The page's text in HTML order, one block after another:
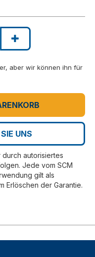
aber wir können ihn für
UNS
durch autorisiertes
Jede vom SCM
gilt als
Erlöschen der Garantie.